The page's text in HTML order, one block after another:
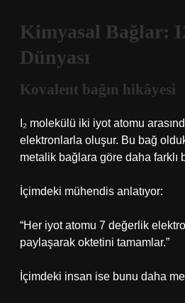
Kimyasal Bağlar:
Dünyası
Kovalent bağın hikâyesi
I₂ molekülü iki iyot atomu
elektronlarla oluşur. Bu bağ
metalik bağlara göre daha farklı
İçimdeki mühendis anlatıyor:
“Her iyot atomu 7 değerlik
paylaşarak oktetini tamamlar.”
İçimdeki insan ise bunu daha